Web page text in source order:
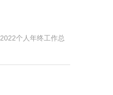
2022个人年终工作总